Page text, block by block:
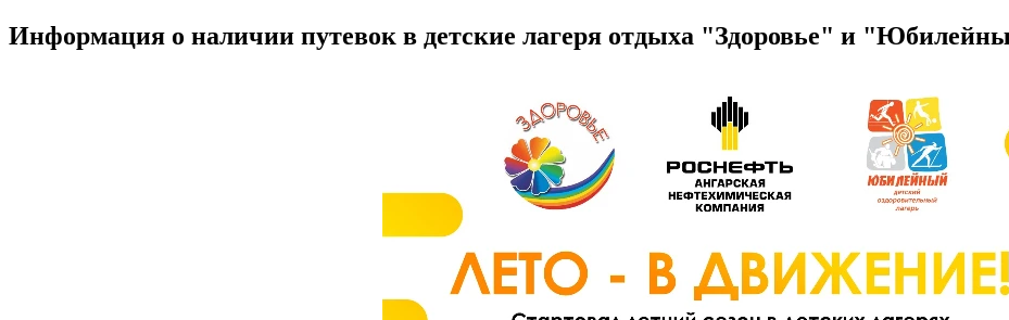
Информация о наличии путевок в детские лагеря отдыха "Здоровье" и